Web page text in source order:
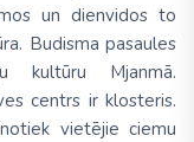
un dienvidos to
Budisma pasaules
kultūru Mjanmā.
centrs ir klosteris.
vietējie ciemu